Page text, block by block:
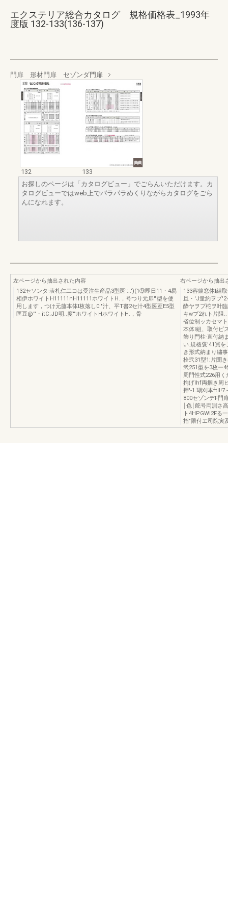
エクステリア総合カタログ 規格価格表_1993年
度版 132-133(136-137)
門扉 形材門扉 セゾンダ門扉
132
133
お探しのページは「カタログビュー」でごらんいただけます。カ
タログビューではweb上でパラパラめくりながらカタログをごら
んになれます。
左ページから抽出された内容
132セソンタ-表札仁二コは受注生産品3型医':..')(1⑨即日11・4易
相伊ホワイトH11111nH11111ホワイトH.，号つり元扉'"型を使
用します，つけ元藤本体l枚落し0:"汁、平T書2セ汁4型医亙E5型
匡豆@'"・itC;JD明..度'"ホワイトHホワイトH.，骨
右ページから抽出
133容鍍窓体l組
且・'J量約ヲプ
酔ヤヲプ柁ヲ叶
キwプ2れト片阻
省位制ッカセマ
本体l組、取付ピ
飾り門柱-直付納
い.規格褒'41買を
き形式納まり繍
栓弐31型1;片聞
弐251型を3枚ー
周門性式226用
拘げlhf両掴き周
押'-1.瑚刈本
800セゾンデF門
￨色￨舵号両測さ
ト4HPGWI2Fる
指"限付エ司院寅